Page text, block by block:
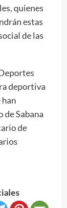
quienes
estas
de las
deportiva
de Sabana
de